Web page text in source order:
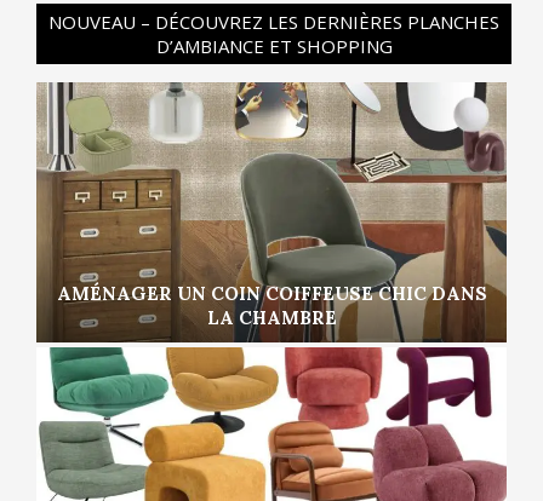
NOUVEAU – DÉCOUVREZ LES DERNIÈRES PLANCHES
D’AMBIANCE ET SHOPPING
AMÉNAGER UN COIN COIFFEUSE CHIC DANS
LA CHAMBRE